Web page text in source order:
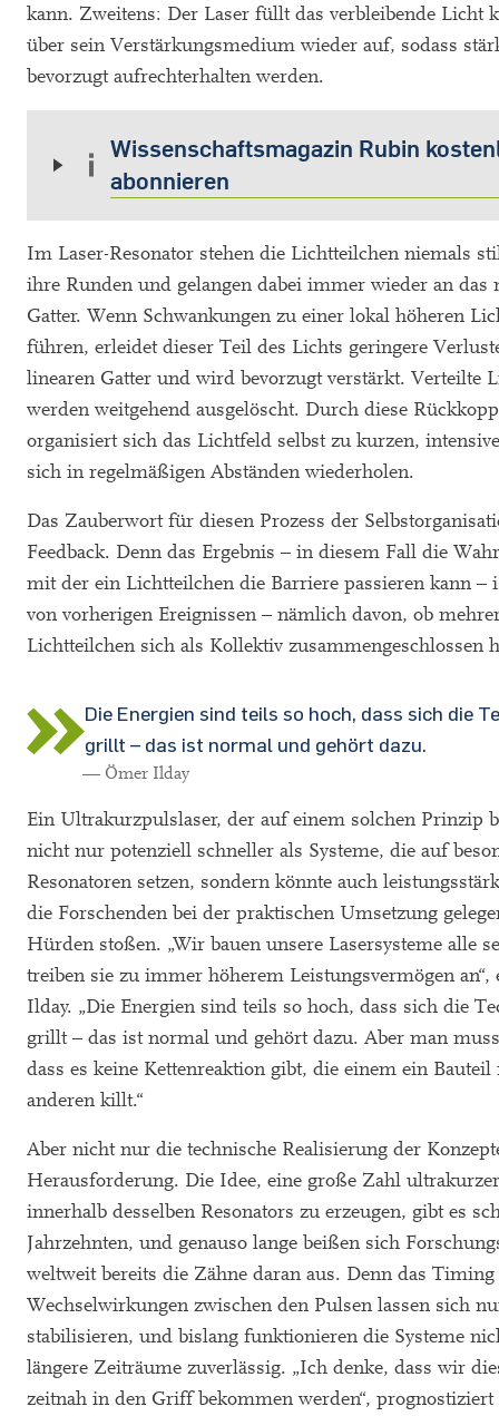
kann. Zweitens: Der Laser füllt das verbleibende Licht
über sein Verstärkungsmedium wieder auf, sodass
bevorzugt aufrechterhalten werden.
Wissenschaftsmagazin Rubin
abonnieren
Im Laser-Resonator stehen die Lichtteilchen niemals
ihre Runden und gelangen dabei immer wieder an das
Gatter. Wenn Schwankungen zu einer lokal höheren
führen, erleidet dieser Teil des Lichts geringere
linearen Gatter und wird bevorzugt verstärkt. Verteilte
werden weitgehend ausgelöscht. Durch diese
organisiert sich das Lichtfeld selbst zu kurzen,
sich in regelmäßigen Abständen wiederholen.
Das Zauberwort für diesen Prozess der
Feedback. Denn das Ergebnis – in diesem Fall die
mit der ein Lichtteilchen die Barriere passieren kann –
von vorherigen Ereignissen – nämlich davon, ob
Lichtteilchen sich als Kollektiv zusammengeschlossen
Die Energien sind teils so hoch, dass sich die
grillt – das ist normal und gehört dazu.
— Ömer Ilday
Ein Ultrakurzpulslaser, der auf einem solchen Prinzip
nicht nur potenziell schneller als Systeme, die auf
Resonatoren setzen, sondern könnte auch
die Forschenden bei der praktischen Umsetzung
Hürden stoßen. „Wir bauen unsere Lasersysteme alle
treiben sie zu immer höherem Leistungsvermögen an“,
Ilday. „Die Energien sind teils so hoch, dass sich die
grillt – das ist normal und gehört dazu. Aber man
dass es keine Kettenreaktion gibt, die einem ein Bauteil
anderen killt.“
Aber nicht nur die technische Realisierung der
Herausforderung. Die Idee, eine große Zahl
innerhalb desselben Resonators zu erzeugen, gibt es
Jahrzehnten, und genauso lange beißen sich
weltweit bereits die Zähne daran aus. Denn das
Wechselwirkungen zwischen den Pulsen lassen sich
stabilisieren, und bislang funktionieren die Systeme
längere Zeiträume zuverlässig. „Ich denke, dass wir
zeitnah in den Griff bekommen werden“,